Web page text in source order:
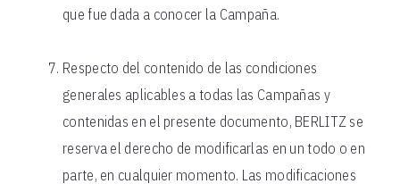
que fue dada a conocer la Campaña.
Respecto del contenido de las condiciones
generales aplicables a todas las Campañas y
contenidas en el presente documento, BERLITZ se
reserva el derecho de modificarlas en un todo o en
parte, en cualquier momento. Las modificaciones